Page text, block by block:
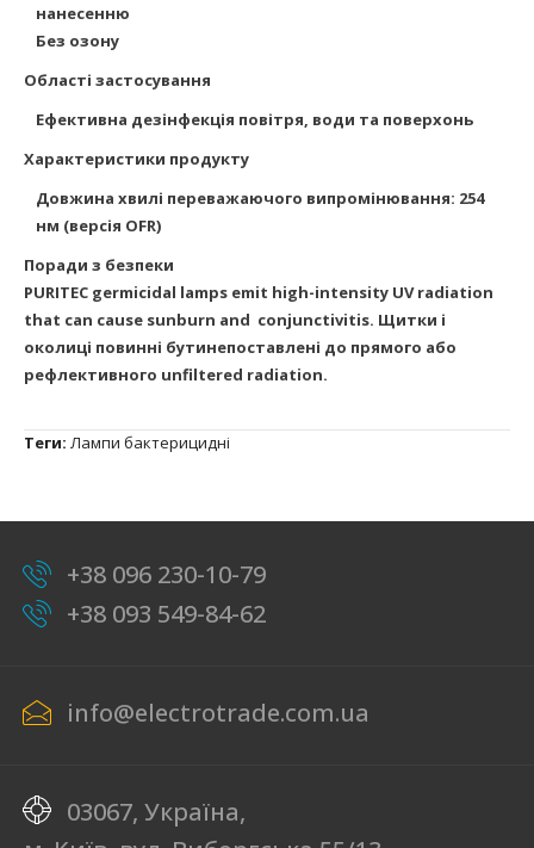
нанесенню
Без озону
Області застосування
Ефективна дезінфекція повітря, води та поверхонь
Характеристики продукту
Довжина хвилі переважаючого випромінювання: 254
нм (версія OFR)
Поради з безпеки
PURITEC germicidal lamps emit high-intensity UV radiation
that can cause sunburn and conjunctivitis. Щитки і
околиці повинні бутинепоставлені до прямого або
рефлективного unfiltered radiation.
Теги: Лампи бактерицидні
+38 096 230-10-79
+38 093 549-84-62
info@electrotrade.com.ua
03067, Україна,